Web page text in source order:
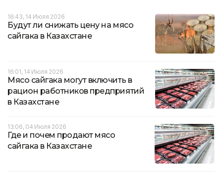
16:43, 14 Июля 2026
Будут ли снижать цену на мясо
сайгака в Казахстане
16:01, 14 Июля 2026
Мясо сайгака могут включить в
рацион работников предприятий
в Казахстане
13:06, 04 Июля 2026
Где и почем продают мясо
сайгака в Казахстане